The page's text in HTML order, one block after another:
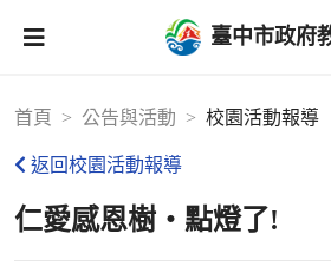
臺中市政府
首頁 公告與活動 校園活動報導
返回校園活動報導
仁愛感恩樹‧點燈了!